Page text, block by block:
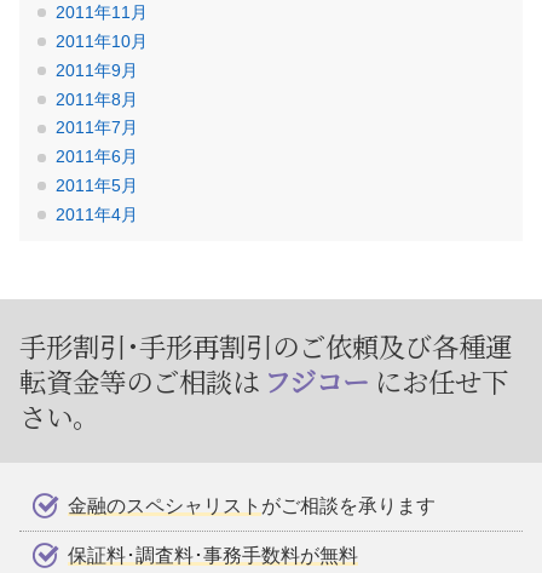
2011年11月
2011年10月
2011年9月
2011年8月
2011年7月
2011年6月
2011年5月
2011年4月
手形割引･手形再割引のご依頼及び各種運
転資金等のご相談は フジコー にお任せ下
さい。
金融のスペシャリスト がご相談を承ります
保証料･調査料･事務手数料が無料